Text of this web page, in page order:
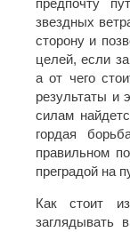
предпочту
звездных
сторону и
целей, если
а от чего
результаты и
силам
гордая
правильном
преградой на
Как стоит
заглядывать